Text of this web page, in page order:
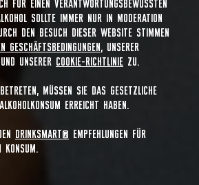
FÜR EINEN VERANTWORTUNGSBEWUSSTEN
SOLLTE IMMER NUR IN MODERATION
DEN BESUCH DIESER WEBSITE STIMMEN
GESCHÄFTSBEDINGUNGEN, UNSERER
UND UNSERER COOKIE-RICHTLINIE ZU.
MÜSSEN SIE DAS GESETZLICHE
ERREICHT HABEN.
DRINKSMART® EMPFEHLUNGEN FÜR
KONSUM.